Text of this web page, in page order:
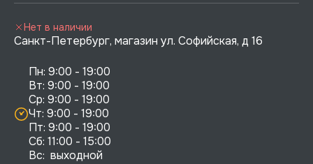
Санкт-Петербург, магазин ул. Софийская, д 16
Пн: 9:00 - 19:00
Вт: 9:00 - 19:00
Ср: 9:00 - 19:00
Чт: 9:00 - 19:00
Пт: 9:00 - 19:00
Сб: 11:00 - 15:00
Вс:  выходной
Нет в наличии